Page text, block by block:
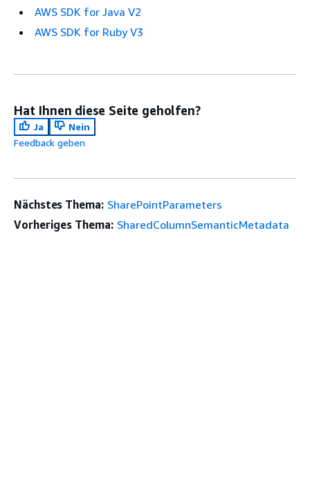
AWS SDK for Java V2
AWS SDK for Ruby V3
Hat Ihnen diese Seite geholfen?
Ja
Nein
Feedback geben
Nächstes Thema: SharePointParameters
Vorheriges Thema: SharedColumnSemanticMetadata